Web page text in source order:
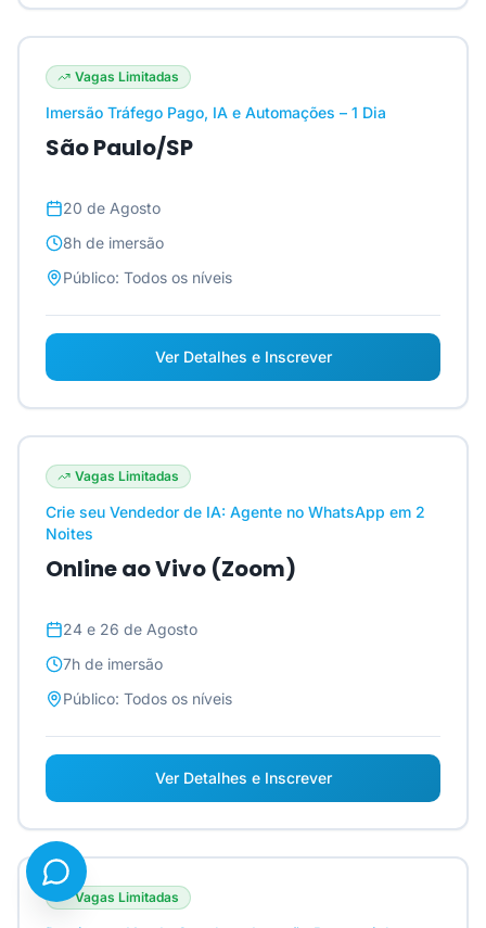
Vagas Limitadas
Imersão Tráfego Pago, IA e Automações – 1 Dia
São Paulo/SP
20 de Agosto
8h de imersão
Público: Todos os níveis
Ver Detalhes e Inscrever
Vagas Limitadas
Crie seu Vendedor de IA: Agente no WhatsApp em 2
Noites
Online ao Vivo (Zoom)
24 e 26 de Agosto
7h de imersão
Público: Todos os níveis
Ver Detalhes e Inscrever
Vagas Limitadas